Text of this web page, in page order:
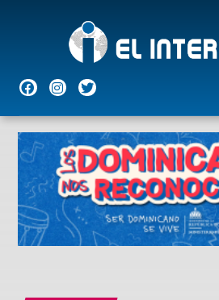
NACIONALES INTERNACIONALES